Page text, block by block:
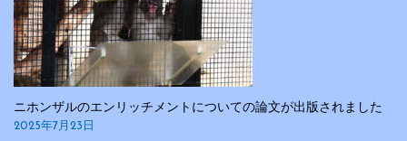
ン
ニホンザルのエンリッチメントについての論文が出版されました
2025年7月23日